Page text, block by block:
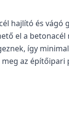
hajlító és vágó
el a betonacél
így
az építőipari